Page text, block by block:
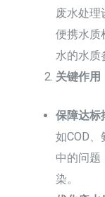
废水处理
便携水质
水的水质
关键作用
保障达标
如COD
中的问题
染。